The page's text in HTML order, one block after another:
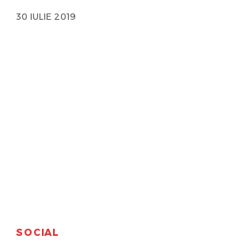
30 IULIE 2019
SOCIAL